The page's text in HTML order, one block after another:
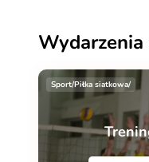
Sport/Piłka siatkowa/